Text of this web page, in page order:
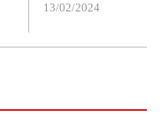
13/02/2024